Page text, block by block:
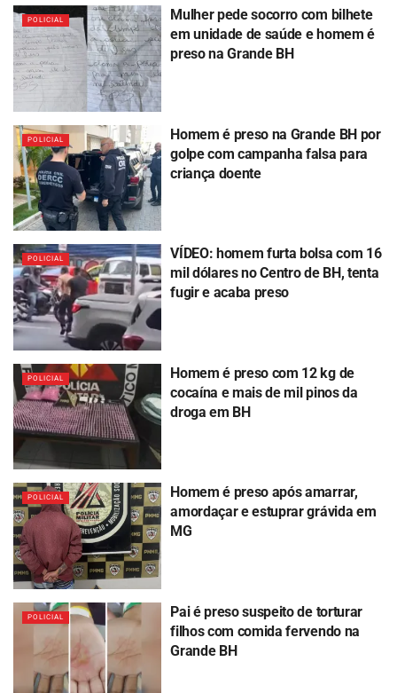
POLICIAL
Mulher pede socorro com bilhete
em unidade de saúde e homem é
preso na Grande BH
POLICIAL
Homem é preso na Grande BH por
golpe com campanha falsa para
criança doente
POLICIAL
VÍDEO: homem furta bolsa com 16
mil dólares no Centro de BH, tenta
fugir e acaba preso
POLICIAL
Homem é preso com 12 kg de
cocaína e mais de mil pinos da
droga em BH
POLICIAL
Homem é preso após amarrar,
amordaçar e estuprar grávida em
MG
POLICIAL
Pai é preso suspeito de torturar
filhos com comida fervendo na
Grande BH